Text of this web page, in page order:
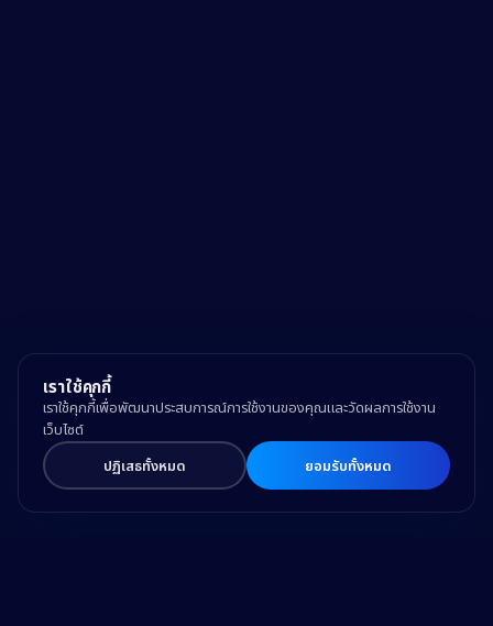
เราใช้คุกกี้
เราใช้คุกกี้เพื่อพัฒนาประสบการณ์การใช้งานของคุณและวัดผลการใช้งาน
เว็บไซต์
ปฏิเสธทั้งหมด
ยอมรับทั้งหมด